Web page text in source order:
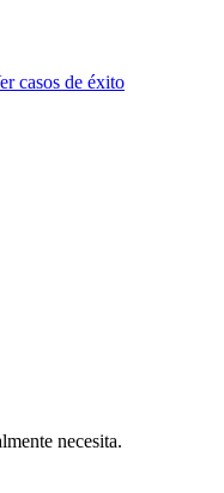
casos de éxito
necesita.